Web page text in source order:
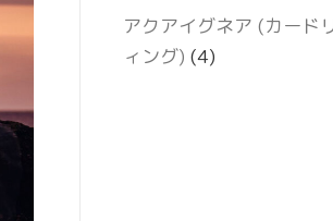
アクアイグネア (カード
ィング) (4)